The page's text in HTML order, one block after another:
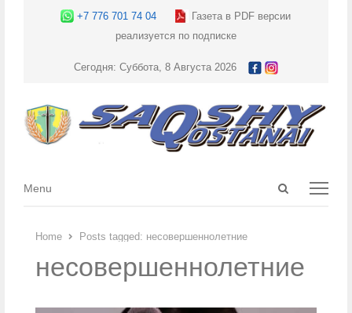
+7 776 701 74 04
Газета в PDF версии
реализуется по подписке
Сегодня: Суббота, 8 Августа 2026
Open
Menu
Menu
Home Posts tagged: несовершеннолетние
несовершеннолетние